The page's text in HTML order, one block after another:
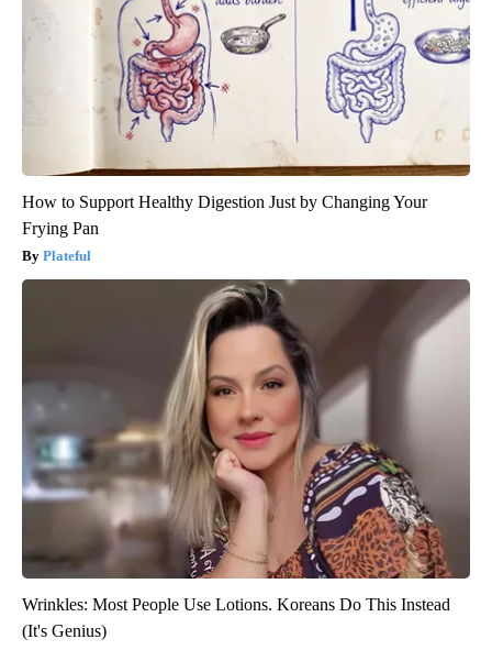
How to Support Healthy Digestion Just by Changing Your
Frying Pan
Plateful
Wrinkles: Most People Use Lotions. Koreans Do This Instead
(It's Genius)